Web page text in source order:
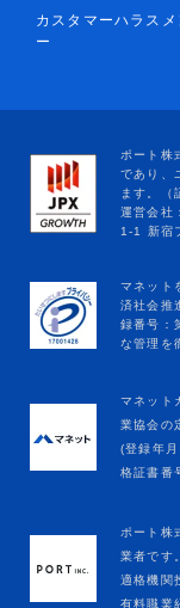
カスタマーハラス
ー
マネット
業協会の
(登録年
格証書番
ポート株
業者です。
適格機関
有料職業